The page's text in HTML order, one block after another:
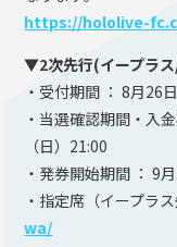
https://hololive-
▼2次先行(イープラ
・受付期間 ： 8月26
・当選確認期間・入
（日）21:00
・発券開始期間 ： 9
・指定席（イープラス
wa/